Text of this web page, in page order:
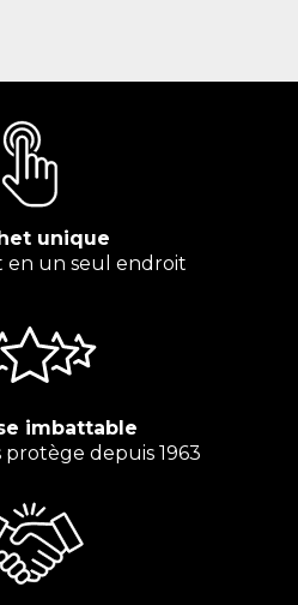
unique
en un seul endroit
imbattable
depuis 1963